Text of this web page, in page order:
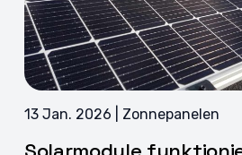
13 Jan. 2026 | Zonnepanelen